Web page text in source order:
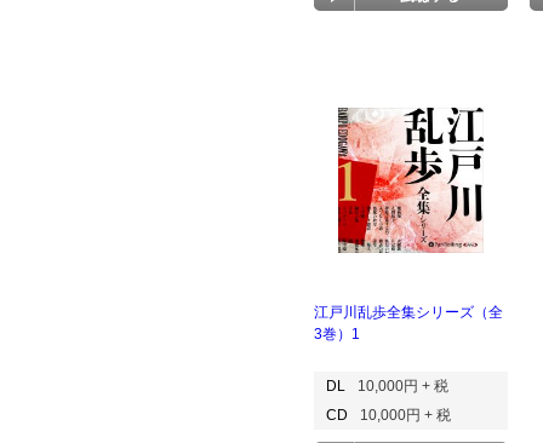
江戸川乱歩全集シリーズ（全
3巻）1
DL
10,000円 + 税
CD
10,000円 + 税